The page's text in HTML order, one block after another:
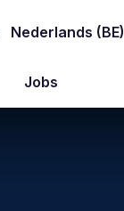
Nederlands (BE)
Jobs